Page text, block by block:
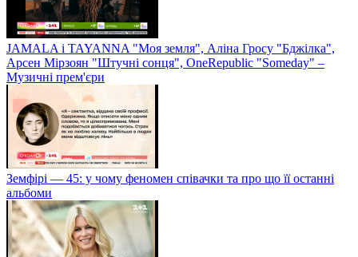
JAMALA і TAYANNA "Моя земля", Аліна Гросу "Бджілка",
Арсен Мірзоян "Штучні сонця", OneRepublic "Someday" –
Музичні прем'єри
Земфірі — 45: у чому феномен співачки та про що її останні
альбоми